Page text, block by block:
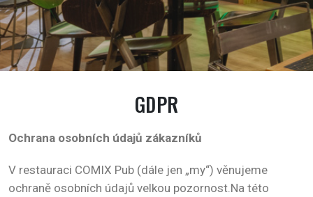
GDPR
Ochrana osobních údajů zákazníků
V restauraci COMIX Pub (dále jen „my“) věnujeme
ochraně osobních údajů velkou pozornost.Na této